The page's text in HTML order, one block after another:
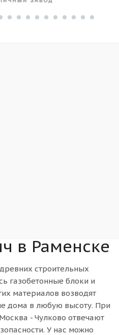
в Раменске
строительных
газобетонные блоки и
материалов возводят
дома в любую высоту. При
- Чулково отвечают
У нас можно